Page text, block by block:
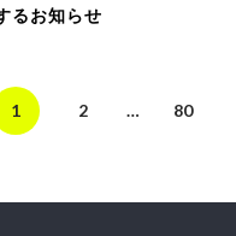
るお知らせ
1 2 … 80